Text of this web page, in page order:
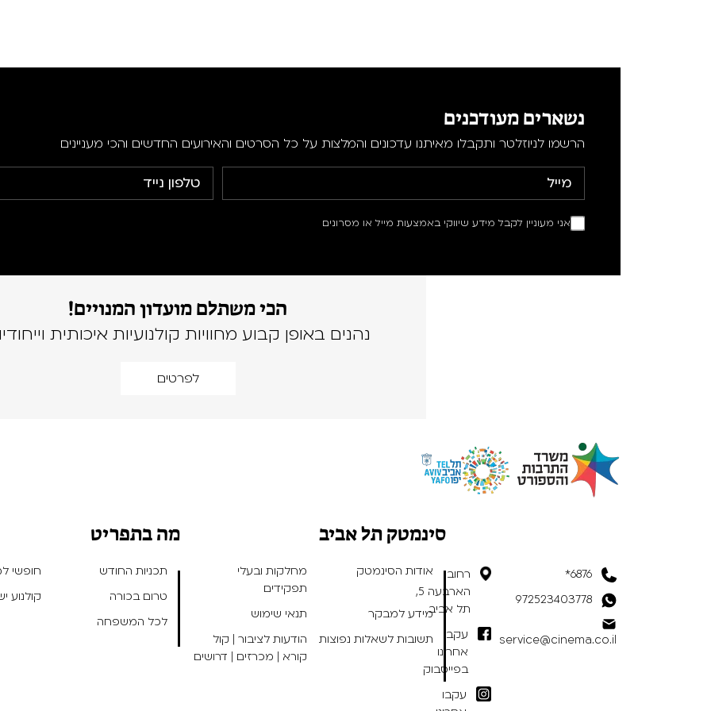
נשארים מעודכנים
הרשמו לניוזלטר ותקבלו מאיתנו עדכונים והמלצות על כל הסרטים והאירועים החדשים והכי מעניינים
אני מעוניין לקבל מידע שיווקי באמצעות מייל או מסרונים
הכי משתלם מועדון המנויים!
נהנים באופן קבוע מחוויות קולנועיות איכותית
לפרטים
6876*
972523403778
service@cinema.co.il
רחוב
הארבעה 5,
תל אביב
עקבו
אחרינו
בפייסבוק
עקבו
סינמטק תל אביב
אודות הסינמטק
מחלקות ובעלי
תפקידים
מידע למבקר
תנאי שימוש
תשובות לשאלות נפוצות
הודעות לציבור | קול
קורא | מכרזים | דרושים
מה בתפריט
תכניות החודש
חופשי
טרום בכורה
קולנוע
לכל המשפחה